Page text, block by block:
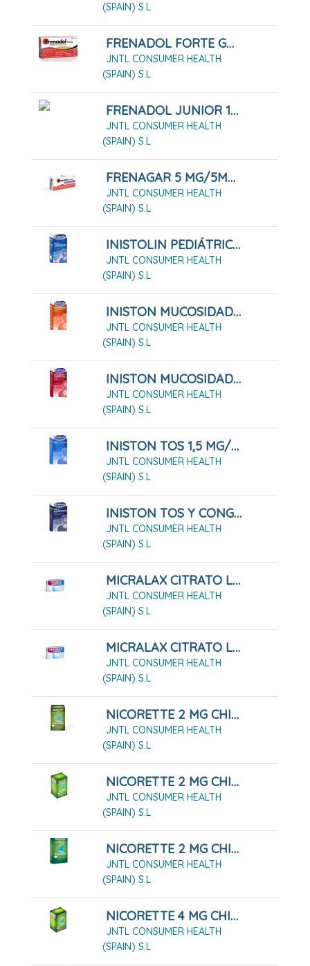
(SPAIN) S.L
FRENADOL FORTE GRANULADO PARA SOLUCION ORAL , 10 SOBRES
JNTL CONSUMER HEALTH
(SPAIN) S.L
FRENADOL JUNIOR 10 SOBRES
JNTL CONSUMER HEALTH
(SPAIN) S.L
FRENAGAR 5 MG/5MG COMPRIMIDOS PARA CHUPAR , 20 COMPRIMIDOS
JNTL CONSUMER HEALTH
(SPAIN) S.L
INISTOLIN PEDIÁTRICO TOS Y CONGESTIÓN 2 MG/ML + 6 MG/ML JARABE
JNTL CONSUMER HEALTH
(SPAIN) S.L
INISTON MUCOSIDAD 20mg/ml SOLUCION ORAL SABOR MENTA , 1 Frasco De 150 Ml
JNTL CONSUMER HEALTH
(SPAIN) S.L
INISTON MUCOSIDAD Y CONGESTIÓN 20 MG/ML + 6 MG/ML JARABE 200ML
JNTL CONSUMER HEALTH
(SPAIN) S.L
INISTON TOS 1,5 MG/ML JARABE 200 ML
JNTL CONSUMER HEALTH
(SPAIN) S.L
INISTON TOS Y CONGESTIÓN JARABE 200 ML
JNTL CONSUMER HEALTH
(SPAIN) S.L
MICRALAX CITRATO LAURIL SULFATO 450MG/45 MG SOLUCIÓN RECTAL 12 MICROENEMAS
JNTL CONSUMER HEALTH
(SPAIN) S.L
MICRALAX CITRATO LAURIL SULFATO 450MG/45 MG SOLUCIÓN RECTAL 4 MICROENEMAS
JNTL CONSUMER HEALTH
(SPAIN) S.L
NICORETTE 2 MG CHICLES MEDICAMENTOSOS 105 CHICLES
JNTL CONSUMER HEALTH
(SPAIN) S.L
NICORETTE 2 MG CHICLES MEDICAMENTOSOS 210 CHICLES
JNTL CONSUMER HEALTH
(SPAIN) S.L
NICORETTE 2 MG CHICLES MEDICAMENTOSOS 30 CHICLES
JNTL CONSUMER HEALTH
(SPAIN) S.L
NICORETTE 4 MG CHICLES MEDICAMENTOSOS 105 CHICLES
JNTL CONSUMER HEALTH
(SPAIN) S.L